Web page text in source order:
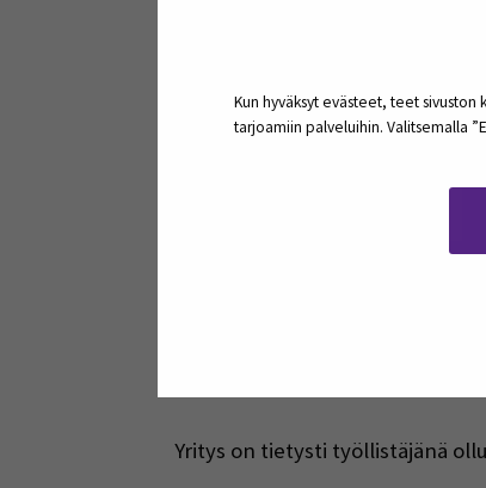
Kun hyväksyt evästeet, teet
tarjoamiin palveluihin. Valitsemalla
Yritys on tietysti työllistäjänä